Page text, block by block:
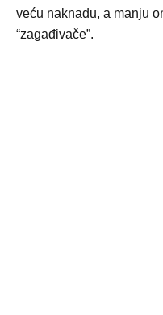
veću naknadu, a manju
“zagađivače”.